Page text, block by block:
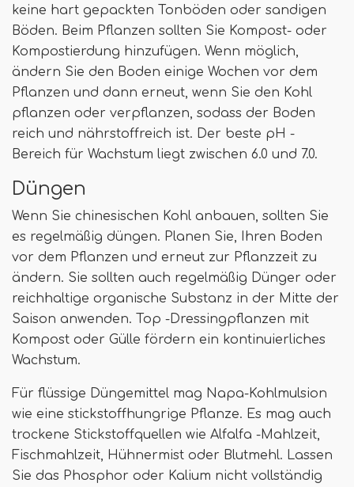
keine hart gepackten Tonböden oder sandigen
Böden. Beim Pflanzen sollten Sie Kompost- oder
Kompostierdung hinzufügen. Wenn möglich,
ändern Sie den Boden einige Wochen vor dem
Pflanzen und dann erneut, wenn Sie den Kohl
pflanzen oder verpflanzen, sodass der Boden
reich und nährstoffreich ist. Der beste pH -
Bereich für Wachstum liegt zwischen 6.0 und 7.0.
Düngen
Wenn Sie chinesischen Kohl anbauen, sollten Sie
es regelmäßig düngen. Planen Sie, Ihren Boden
vor dem Pflanzen und erneut zur Pflanzzeit zu
ändern. Sie sollten auch regelmäßig Dünger oder
reichhaltige organische Substanz in der Mitte der
Saison anwenden. Top -Dressingpflanzen mit
Kompost oder Gülle fördern ein kontinuierliches
Wachstum.
Für flüssige Düngemittel mag Napa-Kohlmulsion
wie eine stickstoffhungrige Pflanze. Es mag auch
trockene Stickstoffquellen wie Alfalfa -Mahlzeit,
Fischmahlzeit, Hühnermist oder Blutmehl. Lassen
Sie das Phosphor oder Kalium nicht vollständig